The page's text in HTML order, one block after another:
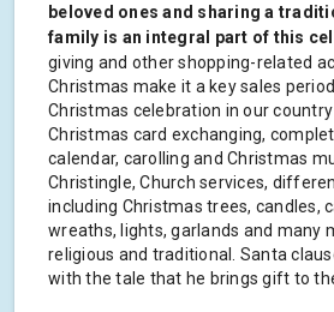
beloved ones and sharing a
family is an integral part of this
giving and other shopping-related
Christmas make it a key sales
Christmas celebration in our
Christmas card exchanging,
calendar, carolling and Christmas
Christingle, Church services,
including Christmas trees, candles,
wreaths, lights, garlands and many
religious and traditional. Santa
with the tale that he brings gift to